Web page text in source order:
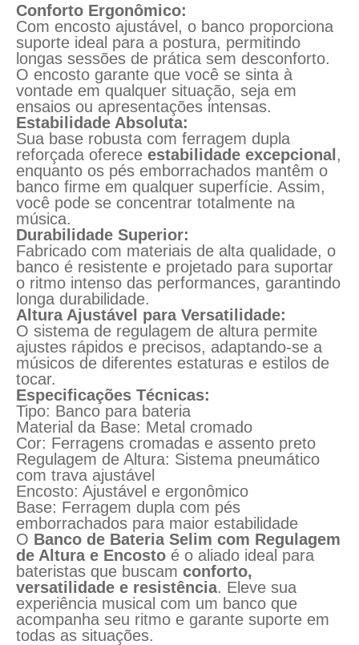
Conforto Ergonômico:
Com encosto ajustável, o banco proporciona
suporte ideal para a postura, permitindo
longas sessões de prática sem desconforto.
O encosto garante que você se sinta à
vontade em qualquer situação, seja em
ensaios ou apresentações intensas.
Estabilidade Absoluta:
Sua base robusta com ferragem dupla
reforçada oferece estabilidade excepcional,
enquanto os pés emborrachados mantêm o
banco firme em qualquer superfície. Assim,
você pode se concentrar totalmente na
música.
Durabilidade Superior:
Fabricado com materiais de alta qualidade, o
banco é resistente e projetado para suportar
o ritmo intenso das performances, garantindo
longa durabilidade.
Altura Ajustável para Versatilidade:
O sistema de regulagem de altura permite
ajustes rápidos e precisos, adaptando-se a
músicos de diferentes estaturas e estilos de
tocar.
Especificações Técnicas:
Tipo: Banco para bateria
Material da Base: Metal cromado
Cor: Ferragens cromadas e assento preto
Regulagem de Altura: Sistema pneumático
com trava ajustável
Encosto: Ajustável e ergonômico
Base: Ferragem dupla com pés
emborrachados para maior estabilidade
O Banco de Bateria Selim com Regulagem
de Altura e Encosto é o aliado ideal para
bateristas que buscam conforto,
versatilidade e resistência. Eleve sua
experiência musical com um banco que
acompanha seu ritmo e garante suporte em
todas as situações.